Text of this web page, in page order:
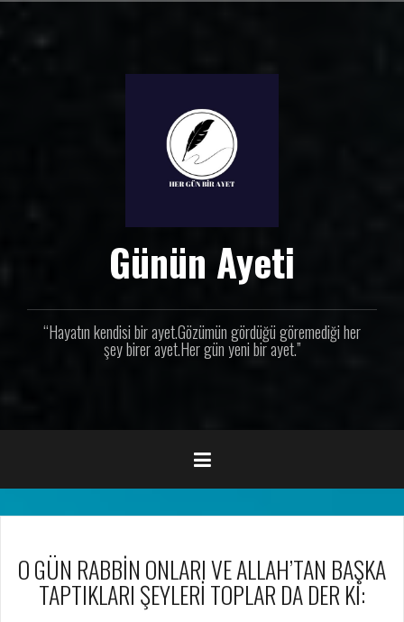
Günün Ayeti
“Hayatın kendisi bir ayet.Gözümün gördüğü göremediği her
şey birer ayet.Her gün yeni bir ayet.”
O GÜN RABBİN ONLARI VE ALLAH’TAN BAŞKA
TAPTIKLARI ŞEYLERİ TOPLAR DA DER Kİ: